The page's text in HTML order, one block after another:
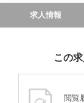
求人情報
この
閲覧